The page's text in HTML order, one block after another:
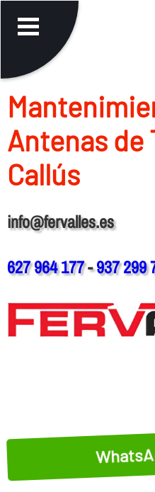
Antenas de
Callús
info@fervalles.es
627 964 177-937 299